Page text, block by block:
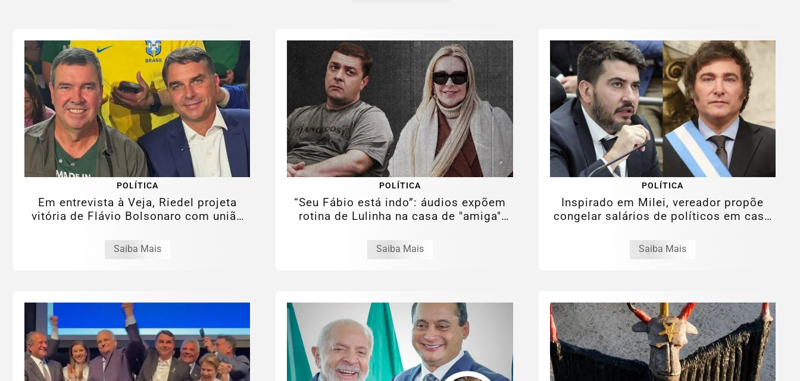
POLÍTICA
Em entrevista à Veja, Riedel projeta
vitória de Flávio Bolsonaro com união
Saiba Mais
POLÍTICA
“Seu Fábio está indo”: áudios expõem
rotina de Lulinha na casa de "amiga"
Saiba Mais
POLÍTICA
Inspirado em Milei, vereador propõe
congelar salários de políticos em caso
Saiba Mais